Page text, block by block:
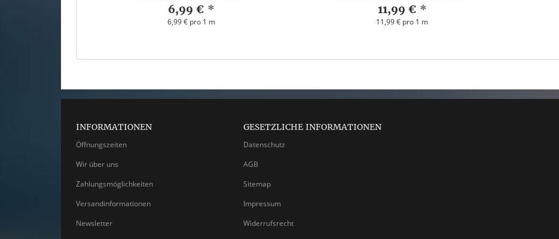
6,99 € *
6,99 € pro 1 m
11,99 € *
11,99 € pro 1 m
INFORMATIONEN
Öffnungszeiten
Wir über uns
Zahlungsmöglichkeiten
Versandinformationen
Newsletter
GESETZLICHE INFORMATIONEN
Datenschutz
AGB
Sitemap
Impressum
Widerrufsrecht